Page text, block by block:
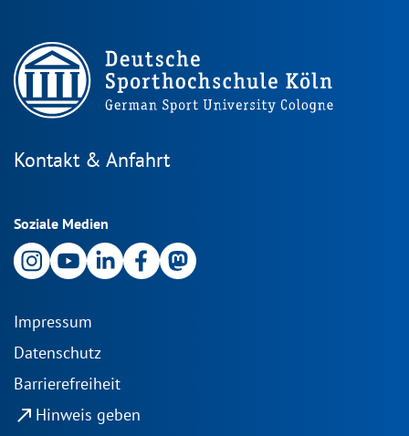
Kontakt & Anfahrt
Soziale Medien
Impressum
Datenschutz
Barrierefreiheit
north_east Hinweis geben